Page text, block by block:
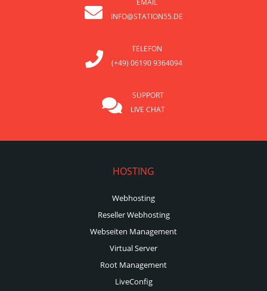
INFO@STATION55.DE
TELEFON
(+49) 06190 9364094
SUPPORT
LIVE CHAT
HOSTING
Webhosting
Reseller Webhosting
Webseiten Management
Virtual Server
Root Management
LiveConfig